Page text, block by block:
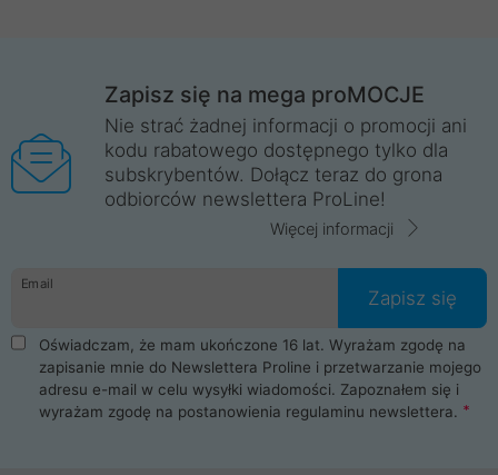
Zapisz się na mega proMOCJE
Nie strać żadnej informacji o promocji ani
kodu rabatowego dostępnego tylko dla
subskrybentów. Dołącz teraz do grona
odbiorców newslettera ProLine!
Więcej informacji
Email
Zapisz się
Oświadczam, że mam ukończone 16 lat. Wyrażam zgodę na
zapisanie mnie do Newslettera Proline i przetwarzanie mojego
adresu e-mail w celu wysyłki wiadomości. Zapoznałem się i
wyrażam zgodę na postanowienia regulaminu newslettera.